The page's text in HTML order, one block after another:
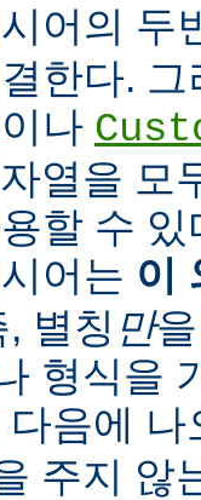
어의 두
한다.
이나
열을 모
할 수
어는 이
별칭 만
형식을
다음에
주지 않